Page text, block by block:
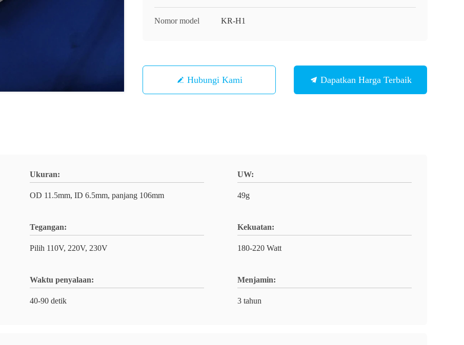
Nomor model KR-H1
Hubungi Kami Dapatkan Harga Terbaik
Ukuran:
OD 11.5mm, ID 6.5mm, panjang 106mm
UW:
49g
Tegangan:
Pilih 110V, 220V, 230V
Kekuatan:
180-220 Watt
Waktu penyalaan:
40-90 detik
Menjamin:
3 tahun